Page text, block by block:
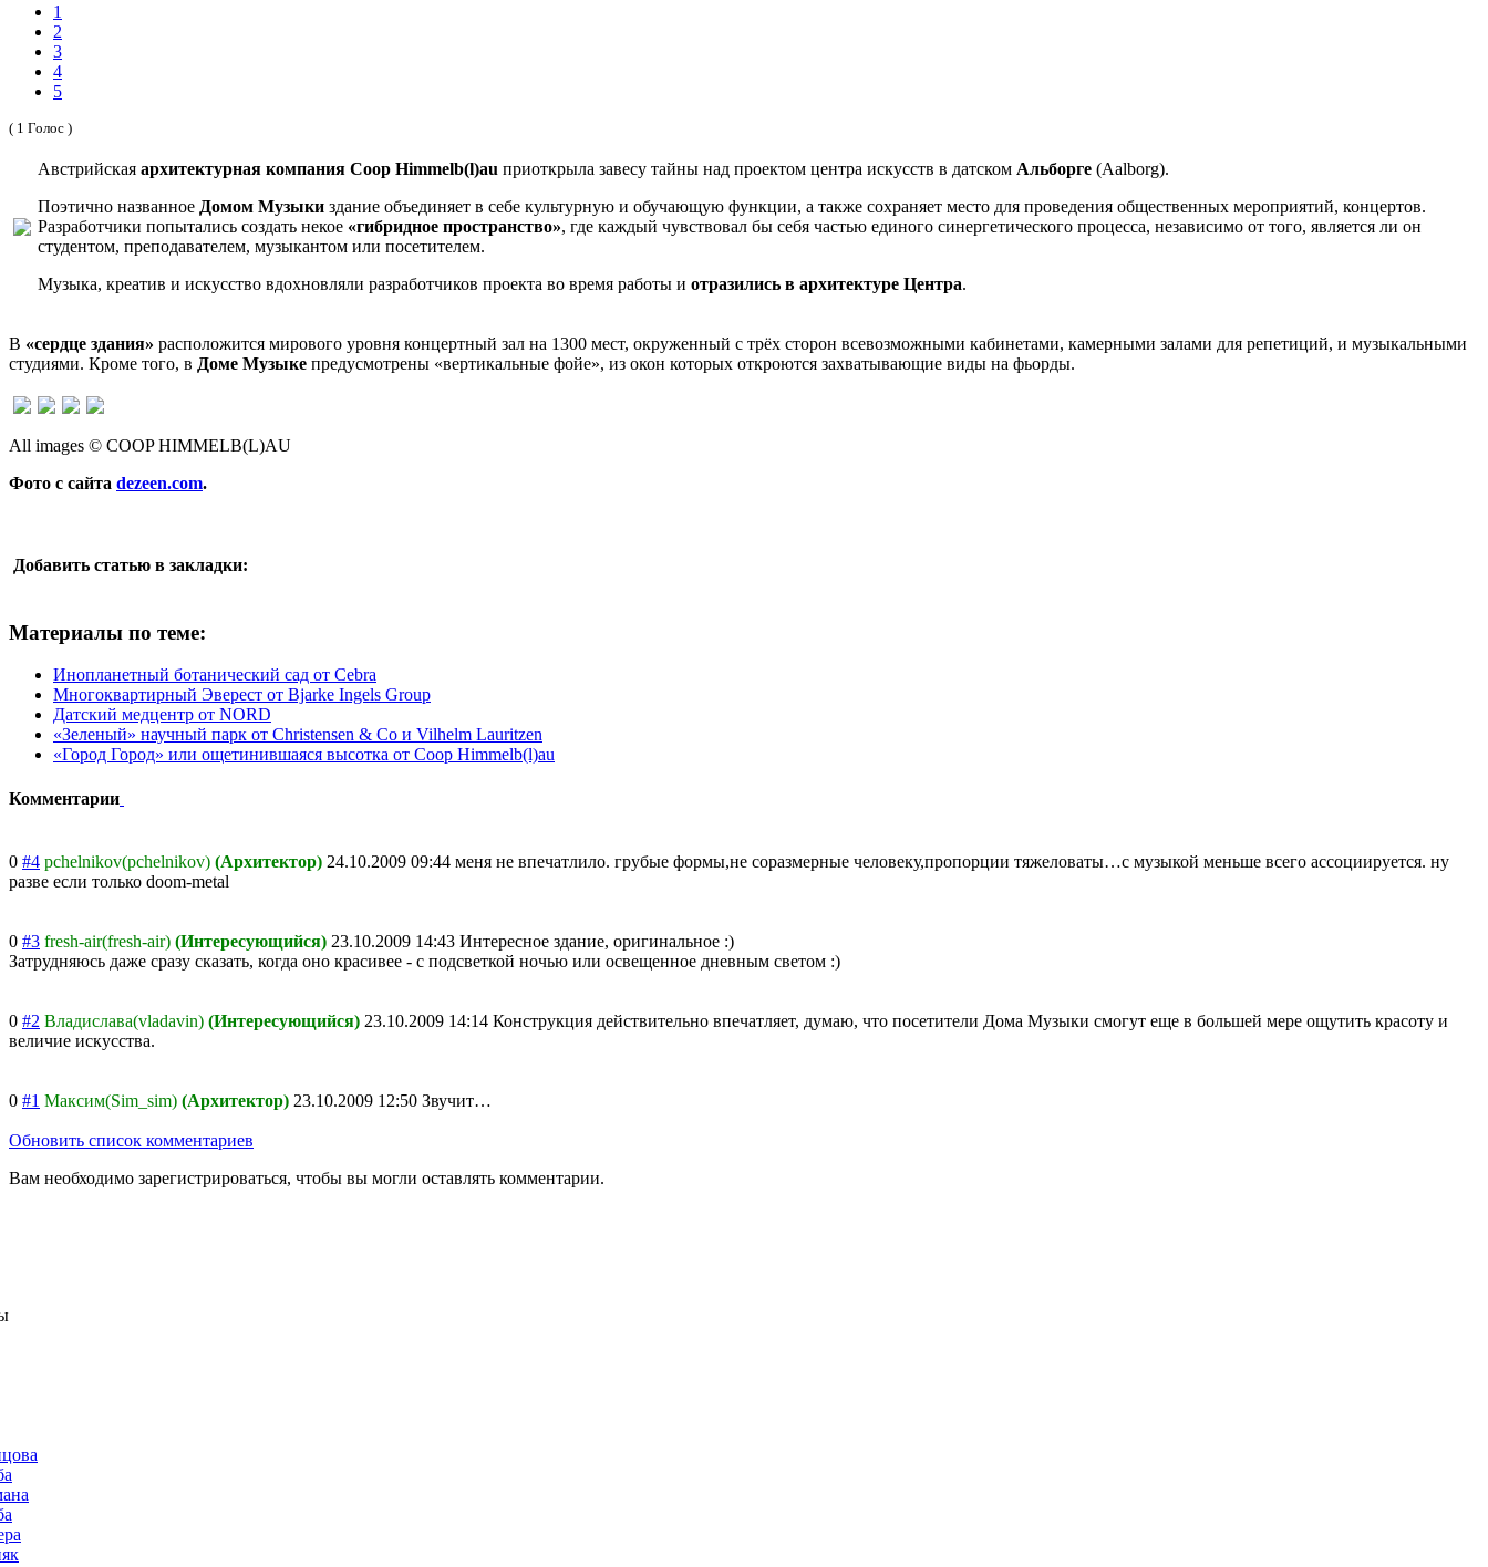
1
2
3
4
5
( 1 Голос )
Австрийская архитектурная компания Coop Himmelb(l)au приоткрыла завесу тайны над проектом центра искусств в датском Альборге (Aalborg).
Поэтично названное Домом Музыки здание объединяет в себе культурную и обучающую функции, а также сохраняет место для проведения общественных мероприятий, концертов.
Разработчики попытались создать некое «гибридное пространство», где каждый чувствовал бы себя частью единого синергетического процесса, независимо от того, является ли он
студентом, преподавателем, музыкантом или посетителем.
Музыка, креатив и искусство вдохновляли разработчиков проекта во время работы и отразились в архитектуре Центра.
В «сердце здания» расположится мирового уровня концертный зал на 1300 мест, окруженный с трёх сторон всевозможными кабинетами, камерными залами для репетиций, и музыкальными
студиями. Кроме того, в Доме Музыке предусмотрены «вертикальные фойе», из окон которых откроются захватывающие виды на фьорды.
All images © COOP HIMMELB(L)AU
Фото с сайта dezeen.com.
Добавить статью в закладки:
Материалы по теме:
Инопланетный ботанический сад от Cebra
Многоквартирный Эверест от Bjarke Ingels Group
Датский медцентр от NORD
«Зеленый» научный парк от Christensen & Co и Vilhelm Lauritzen
«Город Город» или ощетинившаяся высотка от Coop Himmelb(l)au
Комментарии
0 #4 pchelnikov(pchelnikov) (Архитектор) 24.10.2009 09:44 меня не впечатлило. грубые формы,не соразмерные человеку,пропорции тяжеловаты…с музыкой меньше всего ассоциируется. ну
разве если только doom-metal
0 #3 fresh-air(fresh-air) (Интересующийся) 23.10.2009 14:43 Интересное здание, оригинальное :)
Затрудняюсь даже сразу сказать, когда оно красивее - с подсветкой ночью или освещенное дневным светом :)
0 #2 Владислава(vladavin) (Интересующийся) 23.10.2009 14:14 Конструкция действительно впечатляет, думаю, что посетители Дома Музыки смогут еще в большей мере ощутить красоту и
величие искусства.
0 #1 Максим(Sim_sim) (Архитектор) 23.10.2009 12:50 Звучит…
Обновить список комментариев
Вам необходимо зарегистрироваться, чтобы вы могли оставлять комментарии.